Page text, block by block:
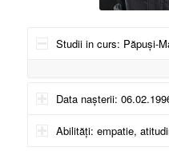
Studii in curs: Păpuși-
Data nașterii:
Abilități: empatie,